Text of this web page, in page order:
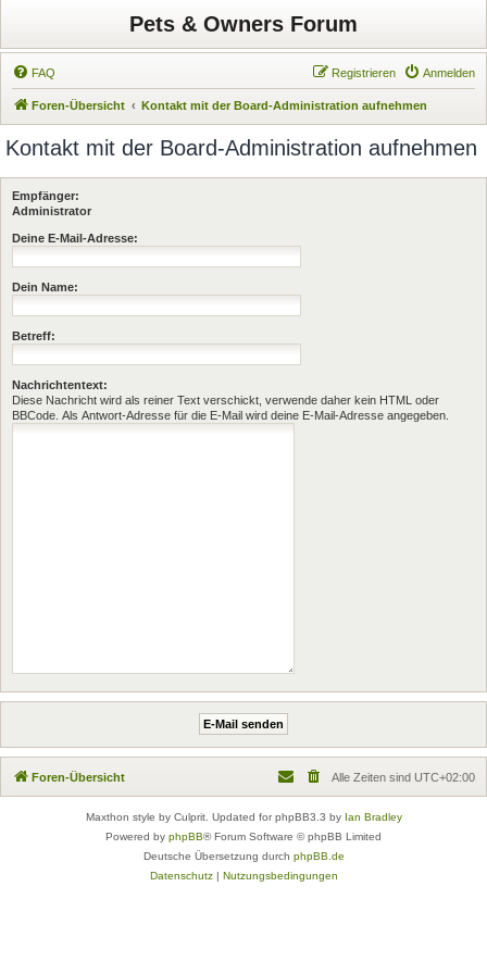
Pets & Owners Forum
FAQ Anmelden
Registrieren
Foren-Übersicht Kontakt mit der Board-Administration aufnehmen
Kontakt mit der Board-Administration aufnehmen
Empfänger:
Administrator
Deine E-Mail-Adresse:
Dein Name:
Betreff:
Nachrichtentext:
Diese Nachricht wird als reiner Text verschickt, verwende daher kein HTML oder
BBCode. Als Antwort-Adresse für die E-Mail wird deine E-Mail-Adresse angegeben.
Foren-Übersicht Alle Zeiten sind UTC+02:00
Maxthon style by Culprit. Updated for phpBB3.3 by Ian Bradley
Powered by phpBB® Forum Software © phpBB Limited
Deutsche Übersetzung durch phpBB.de
Datenschutz| Nutzungsbedingungen